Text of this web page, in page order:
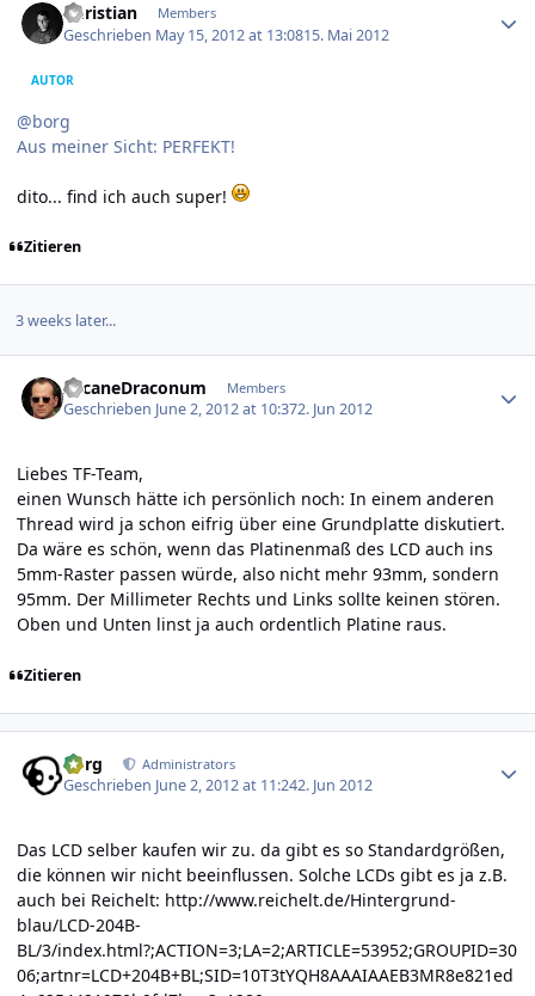
Christian Members
Geschrieben May 15, 2012 at 13:0815. Mai 2012
AUTOR
@borg
Aus meiner Sicht: PERFEKT!
dito... find ich auch super!
Zitieren
3 weeks later...
ArcaneDraconum Members
Geschrieben June 2, 2012 at 10:372. Jun 2012
Liebes TF-Team,
einen Wunsch hätte ich persönlich noch: In einem anderen
Thread wird ja schon eifrig über eine Grundplatte diskutiert.
Da wäre es schön, wenn das Platinenmaß des LCD auch ins
5mm-Raster passen würde, also nicht mehr 93mm, sondern
95mm. Der Millimeter Rechts und Links sollte keinen stören.
Oben und Unten linst ja auch ordentlich Platine raus.
Zitieren
borg Administrators
Geschrieben June 2, 2012 at 11:242. Jun 2012
Das LCD selber kaufen wir zu. da gibt es so Standardgrößen,
die können wir nicht beeinflussen. Solche LCDs gibt es ja z.B.
auch bei Reichelt: http://www.reichelt.de/Hintergrund-
blau/LCD-204B-
BL/3/index.html?;ACTION=3;LA=2;ARTICLE=53952;GROUPID=30
06;artnr=LCD+204B+BL;SID=10T3tYQH8AAAIAAEB3MR8e821ed